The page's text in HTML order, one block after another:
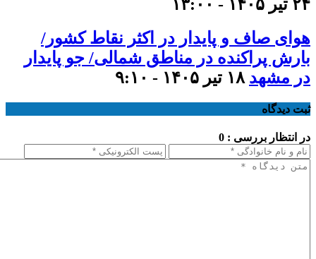
۲۴ تیر ۱۴۰۵ - ۱۳:۰۰
هوای صاف و پایدار در اکثر نقاط کشور/
بارش پراکنده در مناطق شمالی/ جو پایدار
در مشهد ۱۸ تیر ۱۴۰۵ - ۹:۱۰
ثبت دیدگاه
در انتظار بررسی : 0